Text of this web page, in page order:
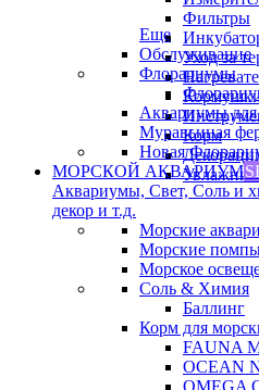
Фильтры
Уход за
Корм
Еще
Обслуживание
Флорариумы
Аквариумы для
Муравьиная
Новая
МОРСКОЙ АКВАРИУМ
Аквариумы, Свет, Соль и
декор и т.д.
Морские
Морские
Морское
Соль & Химия
Баллинг
Корм для
FAUNA
OCEAN
OMEGA